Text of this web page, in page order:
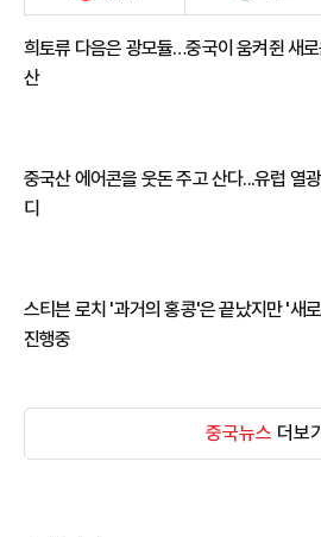
희토류 다음은 광모듈…중국이 움켜쥔 새
산
중국산 에어콘을 웃돈 주고 산다...유럽 열
디
스티븐 로치 '과거의 홍콩'은 끝났지만 '새
진행중
중국뉴스 더보기